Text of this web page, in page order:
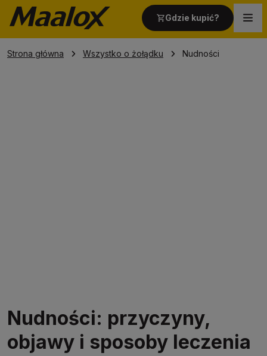
Gdzie kupić?
Strona główna
Strona główna Wszystko o żołądku Nudności
Nudności: przyczyny,
objawy i sposoby leczenia